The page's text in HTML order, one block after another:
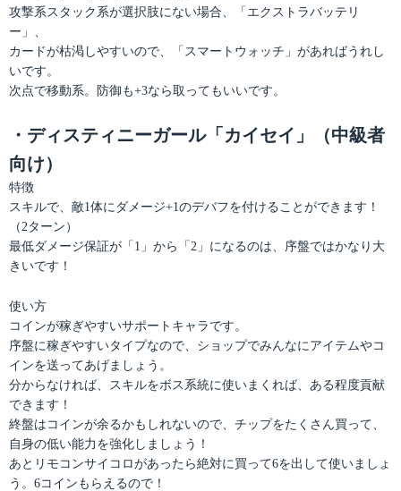
攻撃系スタック系が選択肢にない場合、「エクストラバッテリ
ー」、
カードが枯渇しやすいので、「スマートウォッチ」があればうれし
いです。
次点で移動系。防御も+3なら取ってもいいです。
・ディスティニーガール「カイセイ」（中級者
向け）
特徴
スキルで、敵1体にダメージ+1のデバフを付けることができます！
（2ターン）
最低ダメージ保証が「1」から「2」になるのは、序盤ではかなり大
きいです！
使い方
コインが稼ぎやすいサポートキャラです。
序盤に稼ぎやすいタイプなので、ショップでみんなにアイテムやコ
インを送ってあげましょう。
分からなければ、スキルをボス系統に使いまくれば、ある程度貢献
できます！
終盤はコインが余るかもしれないので、チップをたくさん買って、
自身の低い能力を強化しましょう！
あとリモコンサイコロがあったら絶対に買って6を出して使いましょ
う。6コインもらえるので！